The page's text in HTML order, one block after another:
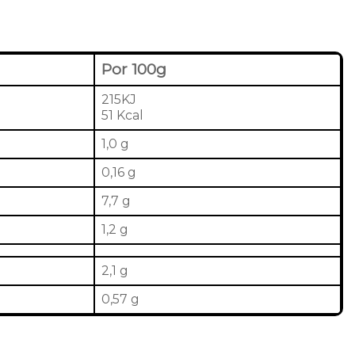
Por 100g
215KJ
51 Kcal
1,0 g
0,16 g
7,7 g
1,2 g
2,1 g
0,57 g